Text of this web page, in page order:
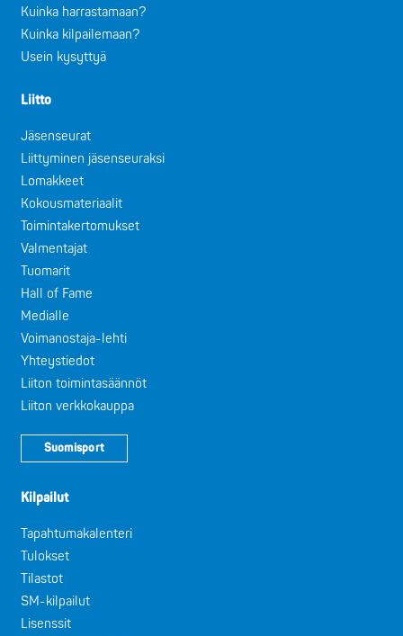
Kuinka harrastamaan?
Kuinka kilpailemaan?
Usein kysyttyä
Liitto
Jäsenseurat
Liittyminen jäsenseuraksi
Lomakkeet
Kokousmateriaalit
Toimintakertomukset
Valmentajat
Tuomarit
Hall of Fame
Medialle
Voimanostaja-lehti
Yhteystiedot
Liiton toimintasäännöt
Liiton verkkokauppa
Suomisport
Kilpailut
Tapahtumakalenteri
Tulokset
Tilastot
SM-kilpailut
Lisenssit